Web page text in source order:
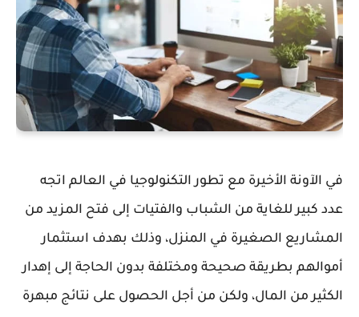
في الآونة الأخيرة مع تطور التكنولوجيا في العالم اتجه
عدد كبير للغاية من الشباب والفتيات إلى فتح المزيد من
المشاريع الصغيرة في المنزل، وذلك بهدف استثمار
أموالهم بطريقة صحيحة ومختلفة بدون الحاجة إلى إهدار
الكثير من المال، ولكن من أجل الحصول على نتائج مبهرة